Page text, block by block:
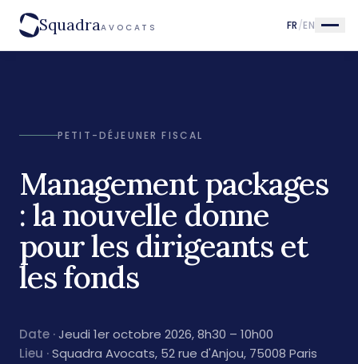
SquadraAVOCATS FR/EN
PETIT-DÉJEUNER FISCAL
Management packages
: la nouvelle donne
pour les dirigeants et
les fonds
Date ·Jeudi 1er octobre 2026, 8h30 – 10h00
Lieu ·Squadra Avocats, 52 rue d'Anjou, 75008 Paris